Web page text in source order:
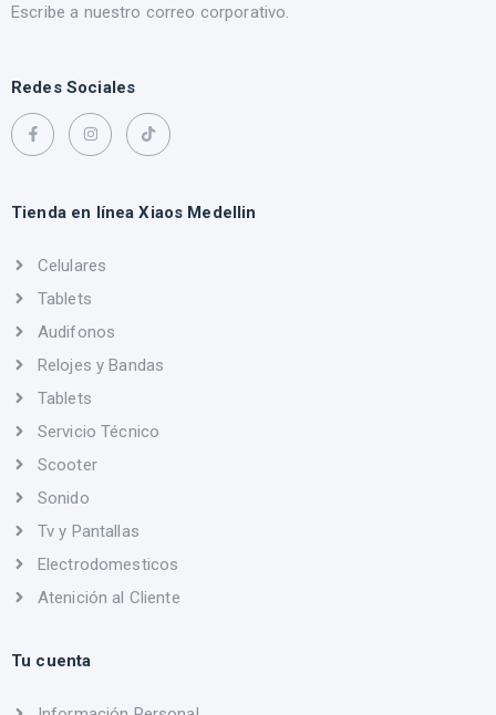
Escribe a nuestro correo corporativo.
Redes Sociales
Tienda en línea Xiaos Medellin
Celulares
Tablets
Audifonos
Relojes y Bandas
Tablets
Servicio Técnico
Scooter
Sonido
Tv y Pantallas
Electrodomesticos
Atenición al Cliente
Tu cuenta